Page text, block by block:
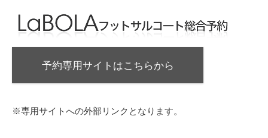
予約専用サイトはこちらから
※専用サイトへの外部リンクとなります。